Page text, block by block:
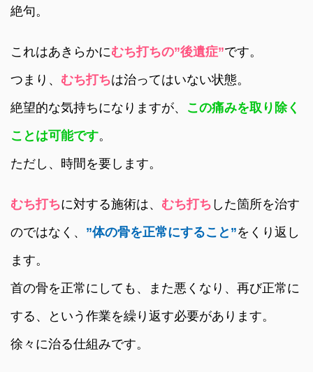
絶句。
これはあきらかにむち打ちの”後遺症”です。
つまり、 むち打ちは治ってはいない状態。
絶望的な気持ちになりますが、 この痛みを取り除く
ことは可能です。
ただし、時間を要します。
むち打ちに対する施術は、 むち打ち した箇所を治す
のではなく、 ”体の骨を正常にすること”をくり返し
ます。
首の骨を正常にしても、また悪くなり、再び正常に
する、という作業を繰り返す必要があります。
徐々に治る仕組みです。